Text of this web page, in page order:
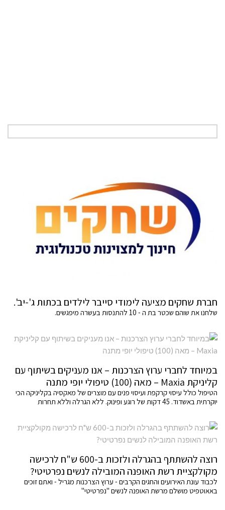
חברת שחקים מציעה לימודי סייבר לילדים בכתות ג'-יב'.
שלחנו את שוהם שכטר בת ה - 10 להתנסות בעשרה מיפגשים.
במיוחד לחברי ערוץ הצרכנות – אנו מעניקים בשיתוף עם
קליניקת Maxia – מאה (100) טיפולי יופי מתנה
הטיפול כולל עיסוי קרקפת ועיסוי פנים עם מוצרים של מאקסיה בקליניקה הכי
יוקרתית באשדוד. 45 דקות של רוגע ופינוק. ללא הגרלה וללא תחרות
רוצה להשתתף בהגרלה ולזכות ב-600 ש"ח לרכישה
מקולקציית רשת האופנה המובילה לנשים נפרטיטי?
לכבוד עונת האירועים והחגים הקרבים - ערוץ הצרכנות מגריל - ואתם זוכים
באאוטפיט מושלם מרשת האופנה לנשים "נפרטיטי"